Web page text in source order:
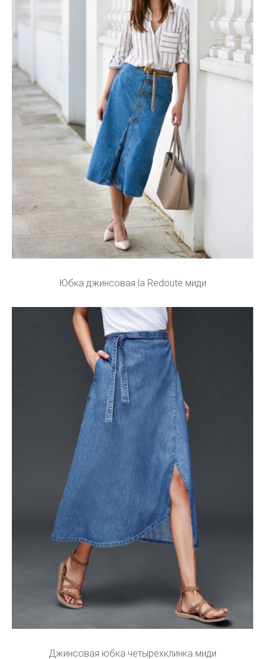
Юбка джинсовая la Redoute миди
Джинсовая юбка четырехклинка миди